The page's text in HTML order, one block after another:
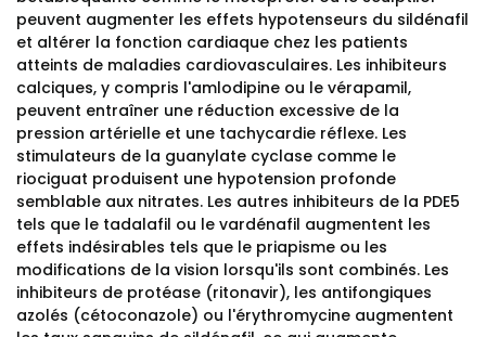
peuvent augmenter les effets hypotenseurs du sildénafil
et altérer la fonction cardiaque chez les patients
atteints de maladies cardiovasculaires. Les inhibiteurs
calciques, y compris l'amlodipine ou le vérapamil,
peuvent entraîner une réduction excessive de la
pression artérielle et une tachycardie réflexe. Les
stimulateurs de la guanylate cyclase comme le
riociguat produisent une hypotension profonde
semblable aux nitrates. Les autres inhibiteurs de la PDE5
tels que le tadalafil ou le vardénafil augmentent les
effets indésirables tels que le priapisme ou les
modifications de la vision lorsqu'ils sont combinés. Les
inhibiteurs de protéase (ritonavir), les antifongiques
azolés (cétoconazole) ou l'érythromycine augmentent